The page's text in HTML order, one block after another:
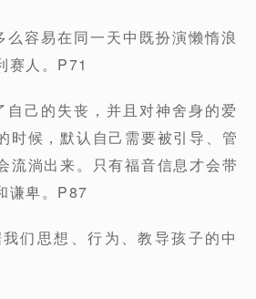
容易在同一天中既扮演懒惰浪
赛人。P71
己的失丧，并且对神舍身的爱
时候，默认自己需要被引导、管
流淌出来。只有福音信息才会带
谦卑。P87
们思想、行为、教导孩子的中